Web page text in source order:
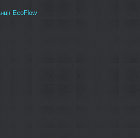
EcoFlow